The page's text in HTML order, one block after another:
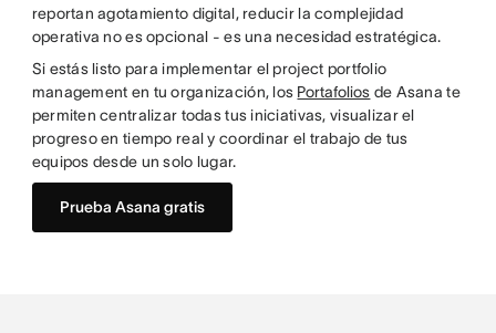
reportan agotamiento digital, reducir la complejidad
operativa no es opcional - es una necesidad estratégica.
Si estás listo para implementar el project portfolio
management en tu organización, los Portafolios de Asana te
permiten centralizar todas tus iniciativas, visualizar el
progreso en tiempo real y coordinar el trabajo de tus
equipos desde un solo lugar.
Prueba Asana gratis